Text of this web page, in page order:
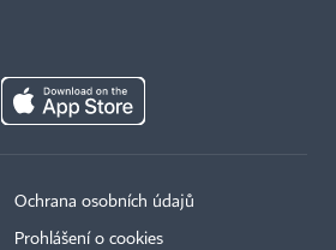
Ochrana osobních údajů
Prohlášení o cookies